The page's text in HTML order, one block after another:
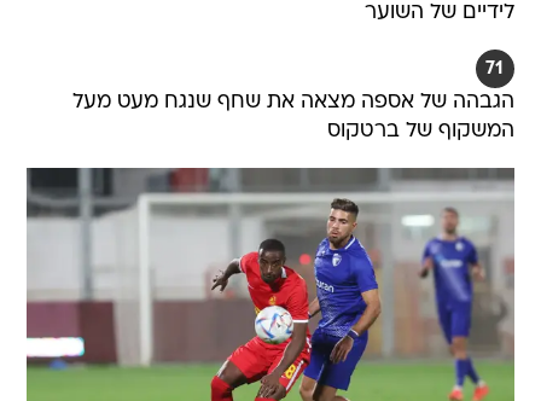
לידיים של השוער
71
הגבהה של אספה מצאה את שחף שנגח מעט מעל
המשקוף של ברטקוס